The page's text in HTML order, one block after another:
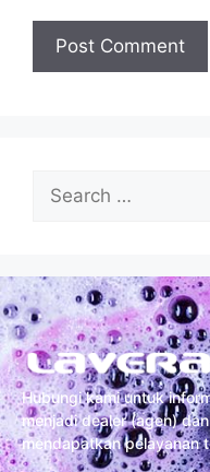
Hubungi kami untuk
menjadi dealer (agen)
mendapatkan pelayanan